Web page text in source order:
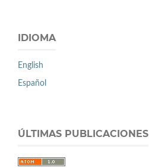
IDIOMA
English
Español
ÚLTIMAS PUBLICACIONES